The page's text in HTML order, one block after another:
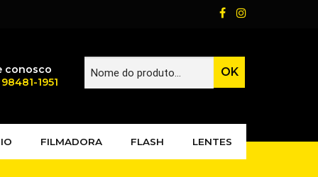
conosco
1951
FILMADORA FLASH LENTES